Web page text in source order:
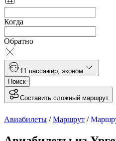
Когда
Обратно
1 1 пассажир эконом
Поиск
Составить сложный маршрут
Авиабилеты /Маршрут /